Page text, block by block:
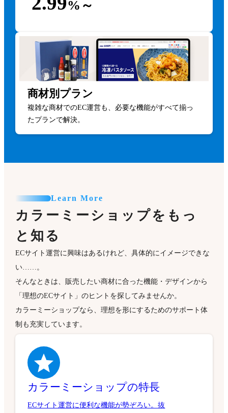
%～
商材別プラン
複雑な商材でのEC運営も、必要な機能がすべて揃っ
たプランで解決。
Learn More
カラーミーショップをもっ
と知る
ECサイト運営に興味はあるけれど、具体的にイメージできな
い……。
そんなときは、販売したい商材に合った機能・デザインから
「理想のECサイト」のヒントを探してみませんか。
カラーミーショップなら、理想を形にするためのサポート体
制も充実しています。
カラーミーショップの特長
ECサイト運営に便利な機能が勢ぞろい。抜